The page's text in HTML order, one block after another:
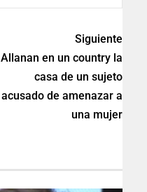
Siguiente
Allanan en un country la
casa de un sujeto
acusado de amenazar a
una mujer